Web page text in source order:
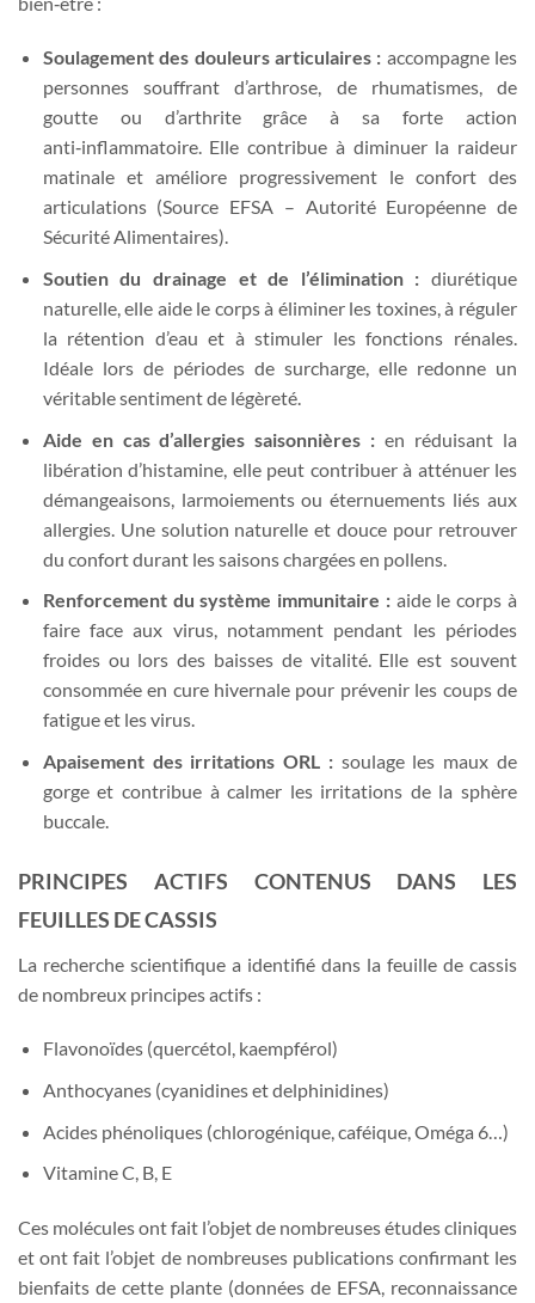
Soulagement des douleurs articulaires : accompagne les
personnes souffrant d’arthrose, de rhumatismes, de
goutte ou d’arthrite grâce à sa forte action
anti‑inflammatoire. Elle contribue à diminuer la raideur
matinale et améliore progressivement le confort des
articulations (Source EFSA – Autorité Européenne de
Sécurité Alimentaires).
Soutien du drainage et de l’élimination : diurétique
naturelle, elle aide le corps à éliminer les toxines, à réguler
la rétention d’eau et à stimuler les fonctions rénales.
Idéale lors de périodes de surcharge, elle redonne un
véritable sentiment de légèreté.
Aide en cas d’allergies saisonnières : en réduisant la
libération d’histamine, elle peut contribuer à atténuer les
démangeaisons, larmoiements ou éternuements liés aux
allergies. Une solution naturelle et douce pour retrouver
du confort durant les saisons chargées en pollens.
Renforcement du système immunitaire :aide le corps à
faire face aux virus, notamment pendant les périodes
froides ou lors des baisses de vitalité. Elle est souvent
consommée en cure hivernale pour prévenir les coups de
fatigue et les virus.
Apaisement des irritations ORL :soulage les maux de
gorge et contribue à calmer les irritations de la sphère
buccale.
PRINCIPES ACTIFS CONTENUS DANS LES
FEUILLES DE CASSIS
La recherche scientifique a identifié dans la feuille de cassis
de nombreux principes actifs :
Flavonoïdes (quercétol, kaempférol)
Anthocyanes (cyanidines et delphinidines)
Acides phénoliques (chlorogénique, caféique, Oméga 6…)
Vitamine C, B, E
Ces molécules ont fait l’objet de nombreuses études cliniques
et ont fait l’objet de nombreuses publications confirmant les
bienfaits de cette plante (données de EFSA, reconnaissance